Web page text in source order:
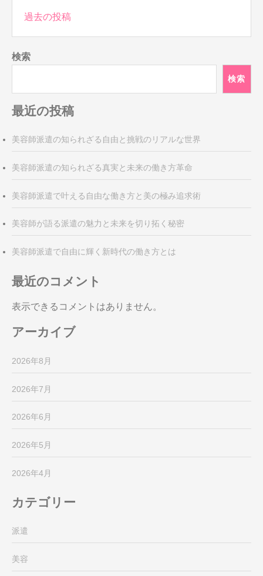
投
ビ
シ
ョ
ン
過去の投稿
検索
検索
最近の投稿
美容師派遣の知られざる自由と挑戦のリアルな世界
美容師派遣の知られざる真実と未来の働き方革命
美容師派遣で叶える自由な働き方と美の極み追求術
美容師が語る派遣の魅力と未来を切り拓く秘密
美容師派遣で自由に輝く新時代の働き方とは
最近のコメント
表示できるコメントはありません。
アーカイブ
2026年8月
2026年7月
2026年6月
2026年5月
2026年4月
カテゴリー
派遣
美容